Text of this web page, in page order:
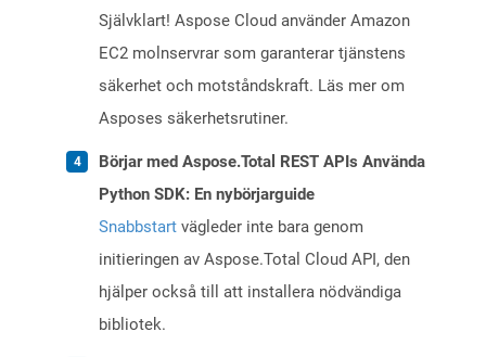
Självklart! Aspose Cloud använder Amazon
EC2 molnservrar som garanterar tjänstens
säkerhet och motståndskraft. Läs mer om
Asposes säkerhetsrutiner.
Börjar med Aspose.Total REST APIs Använda
Python SDK: En nybörjarguide
Snabbstart vägleder inte bara genom
initieringen av Aspose.Total Cloud API, den
hjälper också till att installera nödvändiga
bibliotek.